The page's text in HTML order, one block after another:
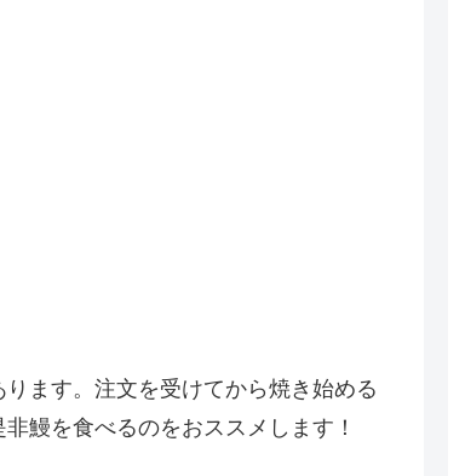
ます。注文を受けてから焼き始める
鰻を食べるのをおススメします！